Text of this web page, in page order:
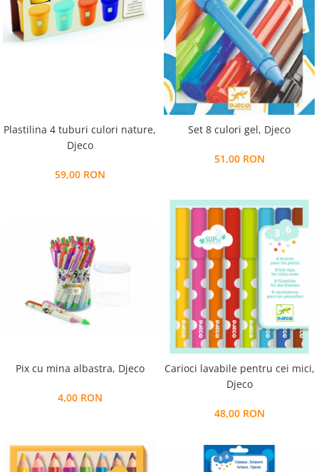
Plastilina 4 tuburi culori nature,
Djeco
59,00 RON
Set 8 culori gel, Djeco
51,00 RON
Pix cu mina albastra, Djeco
4,00 RON
Carioci lavabile pentru cei mici,
Djeco
48,00 RON